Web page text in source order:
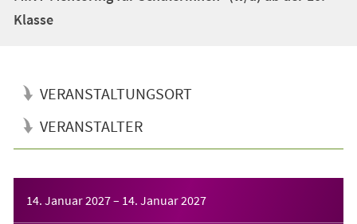
Klasse
VERANSTALTUNGSORT
VERANSTALTER
14. Januar 2027– 14. Januar 2027